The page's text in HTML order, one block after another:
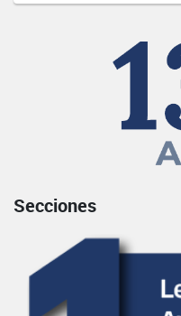
Secciones